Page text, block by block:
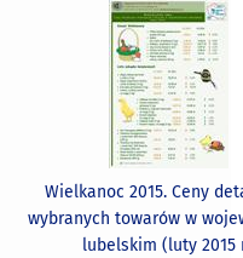
Wielkanoc 2015. Ceny
wybranych towarów w
lubelskim (luty 2015